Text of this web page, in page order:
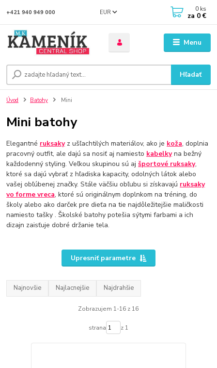
Menu
EUR
Hľadať
+421 940 949 000 0 ks
za 0 €
Úvod Batohy Mini
Mini batohy
Elegantné ruksakyz ušľachtilých materiálov, ako je koža, doplnia
pracovný outfit, ale dajú sa nosiť aj namiesto kabelkyna bežný
každodenný styling. Veľkou skupinou sú ajšportové ruksaky,
ktoré sa dajú vybrať z hľadiska kapacity, odolných látok alebo
vašej obľúbenej značky. Stále väčšiu obľubu si získavajú ruksaky
vo forme vreca, ktoré sú originálnym doplnkom na tréning, do
školy alebo ako darček pre dieťa na tie najdôležitejšie maličkosti
namiesto tašky . Školské batohy potešia sýtymi farbami a ich
dizajn zaisťuje dobré držanie tela.
Upresniť parametre
Najnovšie Najlacnejšie Najdrahšie
Zobrazujem 1-16 z 16
strana z 1